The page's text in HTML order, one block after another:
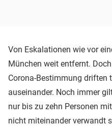
Von Eskalationen wie vor
München weit entfernt.
Corona-Bestimmung driften
auseinander. Noch immer
nur bis zu zehn Personen
nicht miteinander verwandt